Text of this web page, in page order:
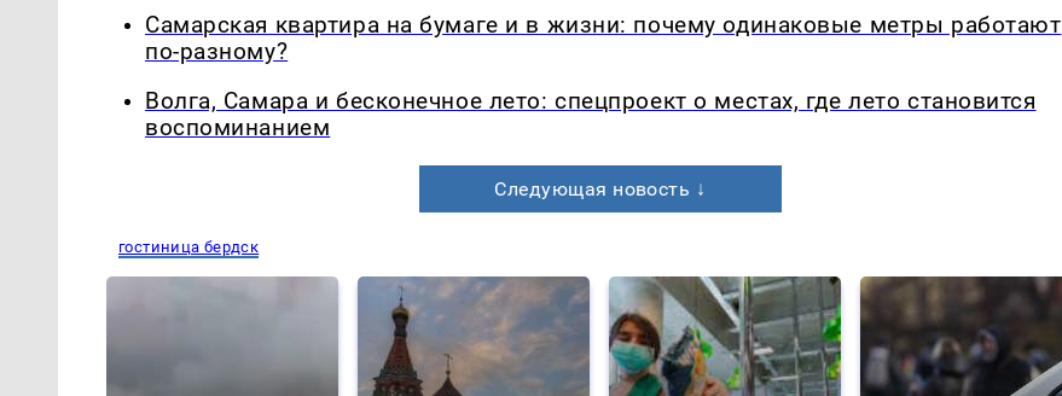
Самарская квартира на бумаге и в жизни: почему одинаковые метры работают
по-разному?
Волга, Самара и бесконечное лето: спецпроект о местах, где лето становится
воспоминанием
Следующая новость ↓
гостиница бердск